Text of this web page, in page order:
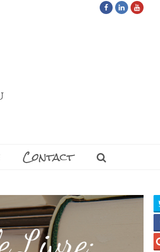
Facebook
LinkedInYoutube
Contact